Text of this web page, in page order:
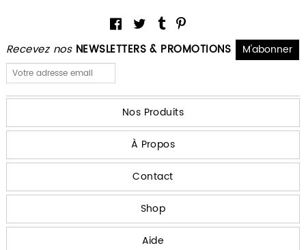
Recevez nos NEWSLETTERS & PROMOTIONS
Nos Produits
À Propos
Contact
Shop
Aide